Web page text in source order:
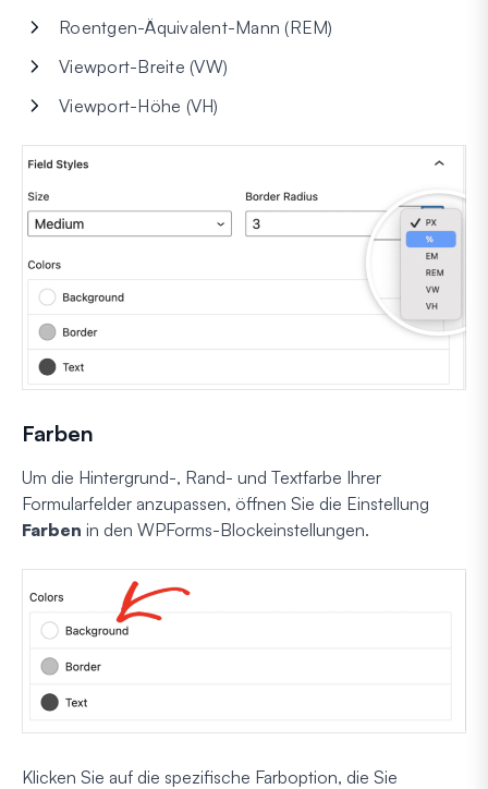
Roentgen-Äquivalent-Mann (REM)
Viewport-Breite (VW)
Viewport-Höhe (VH)
Farben
Um die Hintergrund-, Rand- und Textfarbe Ihrer
Formularfelder anzupassen, öffnen Sie die Einstellung
Farben in den WPForms-Blockeinstellungen.
Klicken Sie auf die spezifische Farboption, die Sie